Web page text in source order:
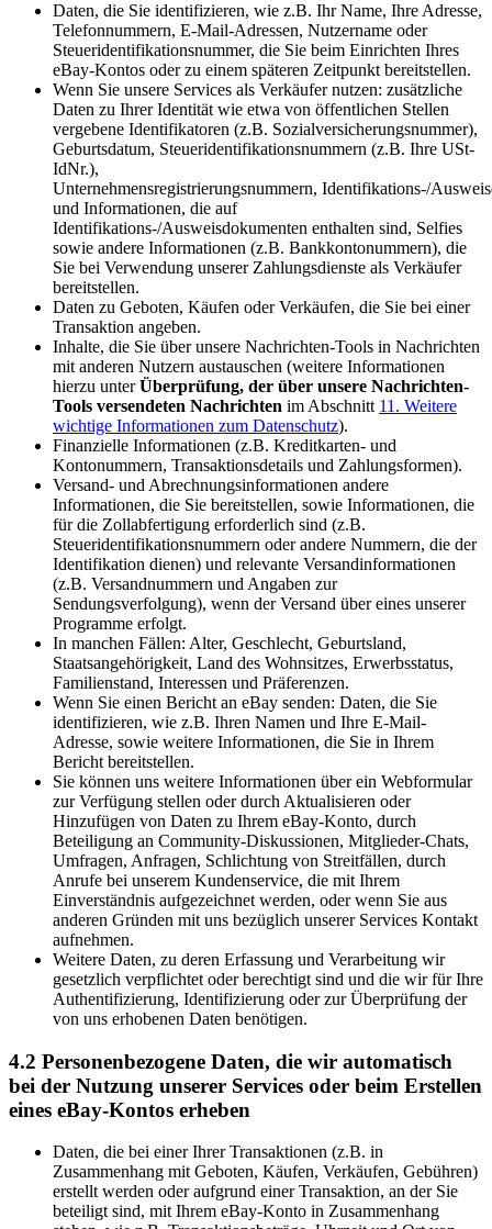
Daten, die Sie identifizieren, wie z.B. Ihr Name, Ihre Adresse,
Telefonnummern, E-Mail-Adressen, Nutzername oder
Steueridentifikationsnummer, die Sie beim Einrichten Ihres
eBay-Kontos oder zu einem späteren Zeitpunkt bereitstellen.
Wenn Sie unsere Services als Verkäufer nutzen: zusätzliche
Daten zu Ihrer Identität wie etwa von öffentlichen Stellen
vergebene Identifikatoren (z.B. Sozialversicherungsnummer),
Geburtsdatum, Steueridentifikationsnummern (z.B. Ihre USt-
IdNr.),
Unternehmensregistrierungsnummern, Identifikations-/
und Informationen, die auf
Identifikations-/Ausweisdokumenten enthalten sind, Selfies
sowie andere Informationen (z.B. Bankkontonummern), die
Sie bei Verwendung unserer Zahlungsdienste als Verkäufer
bereitstellen.
Daten zu Geboten, Käufen oder Verkäufen, die Sie bei einer
Transaktion angeben.
Inhalte, die Sie über unsere Nachrichten-Tools in Nachrichten
mit anderen Nutzern austauschen (weitere Informationen
hierzu unterÜberprüfung, der über unsere Nachrichten-
Tools versendeten Nachrichten im Abschnitt 11. Weitere
wichtige Informationen zum Datenschutz).
Finanzielle Informationen (z.B. Kreditkarten- und
Kontonummern, Transaktionsdetails und Zahlungsformen).
Versand- und Abrechnungsinformationen andere
Informationen, die Sie bereitstellen, sowie Informationen, die
für die Zollabfertigung erforderlich sind (z.B.
Steueridentifikationsnummern oder andere Nummern, die der
Identifikation dienen) und relevante Versandinformationen
(z.B. Versandnummern und Angaben zur
Sendungsverfolgung), wenn der Versand über eines unserer
Programme erfolgt.
In manchen Fällen: Alter, Geschlecht, Geburtsland,
Staatsangehörigkeit, Land des Wohnsitzes, Erwerbsstatus,
Familienstand, Interessen und Präferenzen.
Wenn Sie einen Bericht an eBay senden: Daten, die Sie
identifizieren, wie z.B. Ihren Namen und Ihre E-Mail-
Adresse, sowie weitere Informationen, die Sie in Ihrem
Bericht bereitstellen.
Sie können uns weitere Informationen über ein Webformular
zur Verfügung stellen oder durch Aktualisieren oder
Hinzufügen von Daten zu Ihrem eBay-Konto, durch
Beteiligung an Community-Diskussionen, Mitglieder-Chats,
Umfragen, Anfragen, Schlichtung von Streitfällen, durch
Anrufe bei unserem Kundenservice, die mit Ihrem
Einverständnis aufgezeichnet werden, oder wenn Sie aus
anderen Gründen mit uns bezüglich unserer Services Kontakt
aufnehmen.
Weitere Daten, zu deren Erfassung und Verarbeitung wir
gesetzlich verpflichtet oder berechtigt sind und die wir für Ihre
Authentifizierung, Identifizierung oder zur Überprüfung der
von uns erhobenen Daten benötigen.
4.2 Personenbezogene Daten, die wir automatisch
bei der Nutzung unserer Services oder beim Erstellen
eines eBay-Kontos erheben
Daten, die bei einer Ihrer Transaktionen (z.B. in
Zusammenhang mit Geboten, Käufen, Verkäufen, Gebühren)
erstellt werden oder aufgrund einer Transaktion, an der Sie
beteiligt sind, mit Ihrem eBay-Konto in Zusammenhang